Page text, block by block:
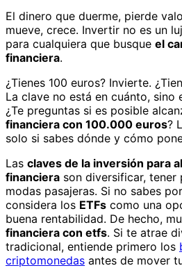
El dinero que duerme, pierde
mueve, crece. Invertir no es un
para cualquiera que busque el
financiera.
¿Tienes 100 euros? Invierte.
La clave no está en cuánto, sino
¿Te preguntas si es posible
financiera con 100.000 euros?
solo si sabes dónde y cómo
Las claves de la inversión para
financiera son diversificar, tener
modas pasajeras. Si no sabes
considera los ETFs como una
buena rentabilidad. De hecho,
financiera con etfs. Si te atrae
tradicional, entiende primero los
criptomonedas antes de mover